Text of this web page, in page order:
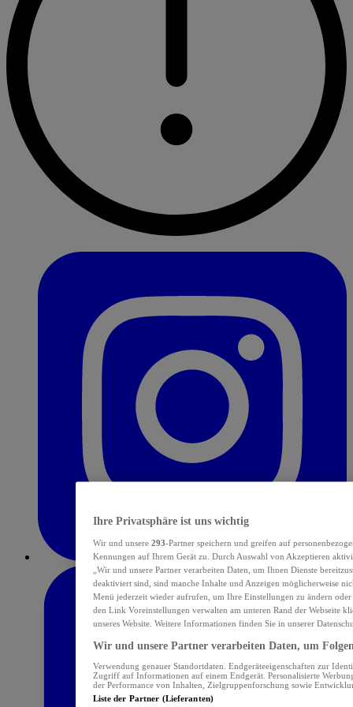
Ihre Privatsphäre ist uns wichtig
Wir und unsere 293-Partner speichern und greifen auf
Kennungen auf Ihrem Gerät zu. Durch Auswahl von Akzeptieren
„Wir und unsere Partner verarbeiten Daten, um Ihnen Dienste
deaktiviert sind, sind manche Inhalte und Anzeigen möglicherweise
Menü jederzeit wieder aufrufen, um Ihre Einstellungen zu ändern
den Link Voreinstellungen verwalten am unteren Rand der Webseite
unseres Website. Weitere Informationen finden Sie in unserer
Wir und unsere Partner verarbeiten Daten, um
Verwendung genauer Standortdaten. Endgeräteeigenschaften zur
Zugriff auf Informationen auf einem Endgerät. Personalisierte
der Performance von Inhalten, Zielgruppenforschung sowie
Liste der Partner (Lieferanten)